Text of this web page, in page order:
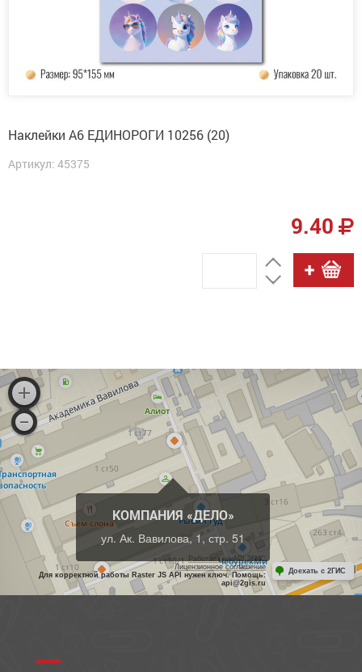
Наклейки А6 ЕДИНОРОГИ 10256 (20)
Артикул: 45375
9.40
КОМПАНИЯ «ДЕЛО»
ул. Ак. Вавилова, 1, стр. 51
Работает на API 2ГИС
Лицензионное соглашение
Для корректной работы Raster JS API нужен ключ. Помощь:
api@2gis.ru
Доехать с 2ГИС